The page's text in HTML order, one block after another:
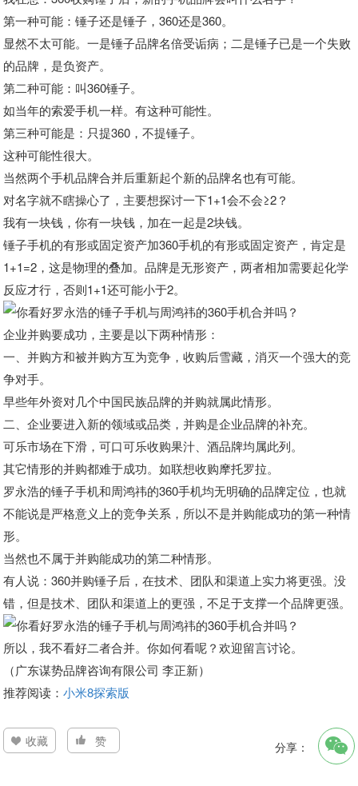
第一种可能：锤子还是锤子，360还是360。
显然不太可能。一是锤子品牌名倍受诟病；二是锤子已是一个失败
的品牌，是负资产。
第二种可能：叫360锤子。
如当年的索爱手机一样。有这种可能性。
第三种可能是：只提360，不提锤子。
这种可能性很大。
当然两个手机品牌合并后重新起个新的品牌名也有可能。
对名字就不瞎操心了，主要想探讨一下1+1会不会≥2？
我有一块钱，你有一块钱，加在一起是2块钱。
锤子手机的有形或固定资产加360手机的有形或固定资产，肯定是
1+1=2，这是物理的叠加。品牌是无形资产，两者相加需要起化学
反应才行，否则1+1还可能小于2。
企业并购要成功，主要是以下两种情形：
一、并购方和被并购方互为竞争，收购后雪藏，消灭一个强大的竞
争对手。
早些年外资对几个中国民族品牌的并购就属此情形。
二、企业要进入新的领域或品类，并购是企业品牌的补充。
可乐市场在下滑，可口可乐收购果汁、酒品牌均属此列。
其它情形的并购都难于成功。如联想收购摩托罗拉。
罗永浩的锤子手机和周鸿祎的360手机均无明确的品牌定位，也就
不能说是严格意义上的竞争关系，所以不是并购能成功的第一种情
形。
当然也不属于并购能成功的第二种情形。
有人说：360并购锤子后，在技术、团队和渠道上实力将更强。没
错，但是技术、团队和渠道上的更强，不足于支撑一个品牌更强。
所以，我不看好二者合并。你如何看呢？欢迎留言讨论。
（广东谋势品牌咨询有限公司 李正新）
推荐阅读：小米8探索版
收藏 赞 分享：